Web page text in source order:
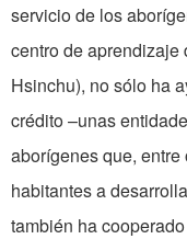
servicio de los
centro de aprendizaje
Hsinchu), no sólo ha
crédito –unas
aborígenes que,
habitantes a
también ha